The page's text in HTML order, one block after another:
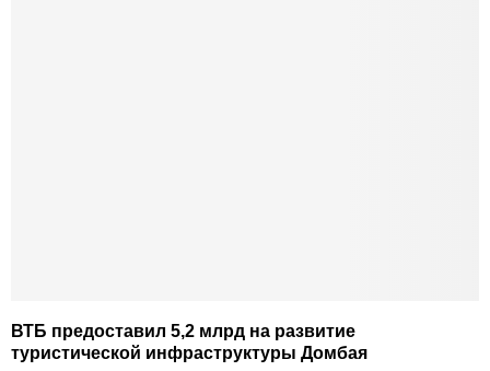
ВТБ предоставил 5,2 млрд на развитие
туристической инфраструктуры Домбая